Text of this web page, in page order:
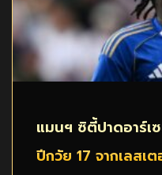
แมนฯ ซิตี้ปาดอาร์เ
ปีกวัย 17 จากเลสเ